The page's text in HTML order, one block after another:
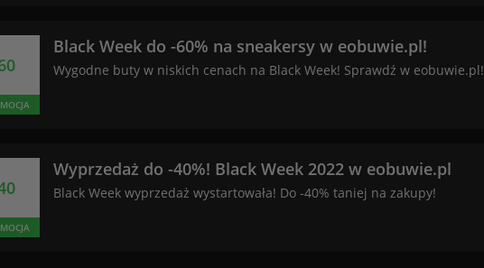
Black Week do -60% na sneakersy w eobuwie.pl!
Wygodne buty w niskich cenach na Black Week! Sprawdź w eobuwie.pl!
Wyprzedaż do -40%! Black Week 2022 w eobuwie.pl
Black Week wyprzedaż wystartowała! Do -40% taniej na zakupy!